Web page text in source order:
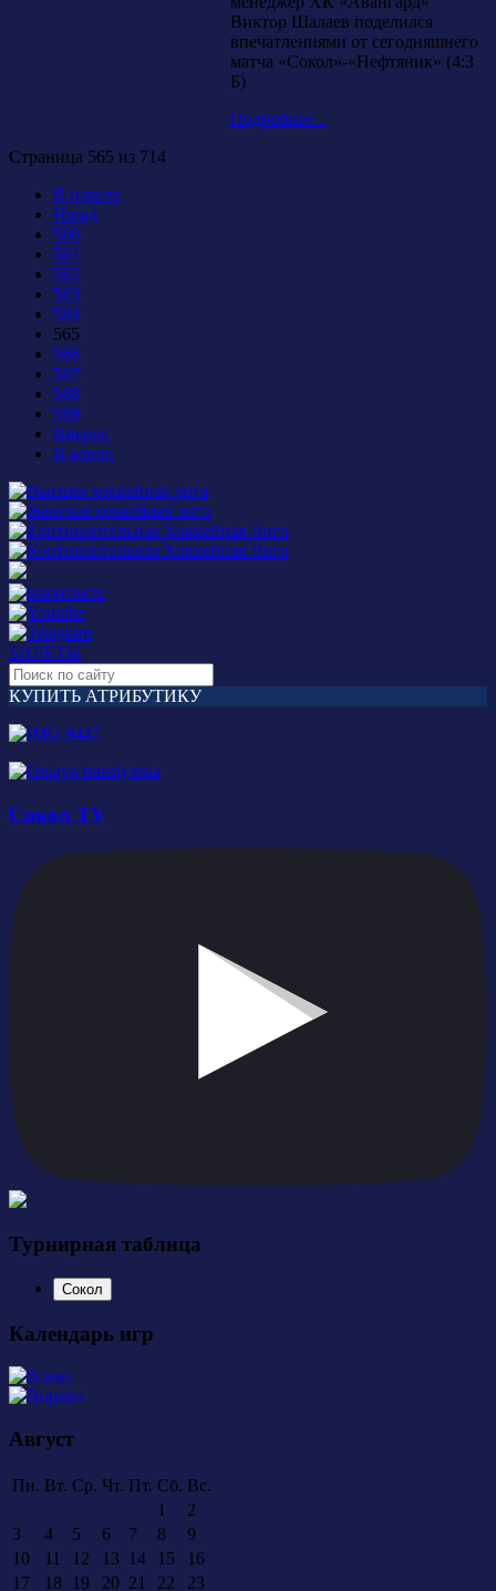
Виктор Шалаев поделился
впечатлениями от сегодняшнего
матча «Сокол»-«Нефтяник» (4:3
Б)
Подробнее...
Страница 565 из 714
В начало
Назад
560
561
562
563
564
565
566
567
568
569
Вперед
В конец
БИЛЕТЫ
КУПИТЬ АТРИБУТИКУ
Сокол TV
Турнирная таблица
Сокол
Календарь игр
Август
Пн. Вт. Ср. Чт. Пт. Сб. Вс.
1
2
3
4 5 6 7 8
9
10
11 12 13 14 15
16
17
18 19 20 21 22 23